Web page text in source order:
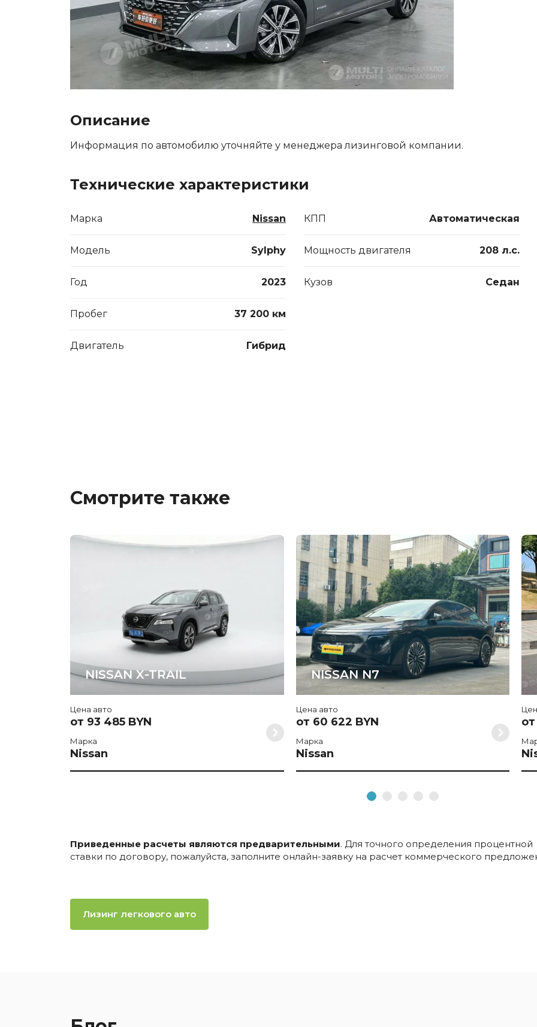
Описание
Информация по автомобилю уточняйте у менеджера лизинговой компании.
Технические характеристики
Марка Nissan
Модель Sylphy
Год 2023
Пробег 37 200 км
Двигатель Гибрид
КПП Автоматическая
Мощность двигателя 208 л.с.
Кузов Седан
Смотрите также
NISSAN X-TRAIL
Цена авто
от 93 485 BYN
Марка
Nissan
NISSAN N7
Цена авто
от 60 622 BYN
Марка
Nissan
Приведенные расчеты являются предварительными. Для точного определения процентной
ставки по договору, пожалуйста, заполните онлайн-заявку на расчет коммерческого
Лизинг легкового авто